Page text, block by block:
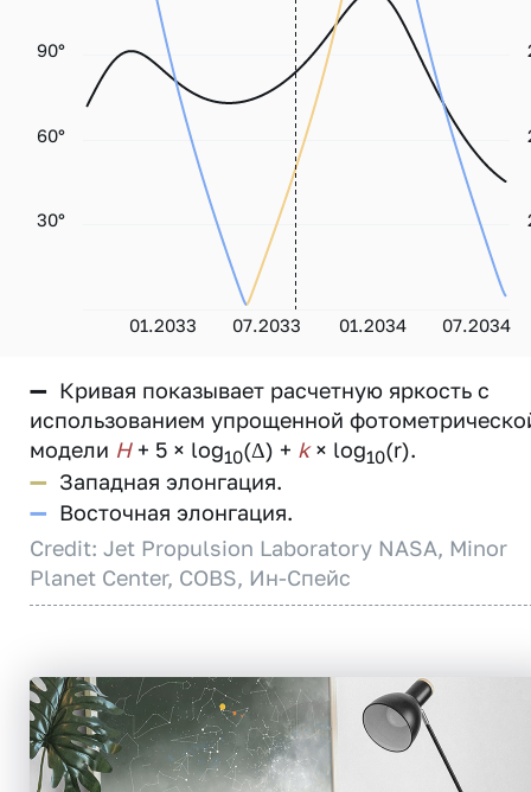
01.2033 07.2033 01.2034 07.2034
30°
60°
90°
— Кривая показывает расчетную яркость с
использованием упрощенной
модели H+ 5 × log10(Δ) + k× log10(r).
— Западная элонгация.
— Восточная элонгация.
Credit: Jet Propulsion Laboratory NASA, Minor
Planet Center, COBS, Ин-Спейс